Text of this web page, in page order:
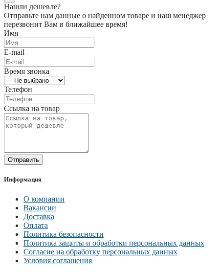
Нашли дешевле?
Отправьте нам данные о найденном товаре и наш менеджер
перезвонит Вам в ближайшее время!
Имя
E-mail
Время звонка
Телефон
Ссылка на товар
Отправить
Информация
О компании
Вакансии
Доставка
Оплата
Политика безопасности
Политика защиты и обработки персональных данных
Согласие на обработку персональных данных
Условия соглашения